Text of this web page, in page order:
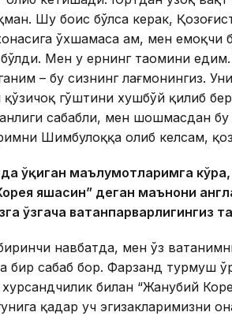
Шу боис бўлса керак,
ўхшамаса ҳам, мен
Мен у ернинг таомини
– бу сизнинг лағмонингиз.
қўзичоқ гўштини хушбўй қилиб
сабабли, мен шошмасдан
Шимбулоққа олиб келсам,
ўқиган маълумотларимга
яшасин” деган маънони
ўзгача ватанпарварлигингиз
навбатда, мен ўз
бир сабаб бор. Фарзанд турмуш
билан “Жанубий
қадар уч эгизакларимизни